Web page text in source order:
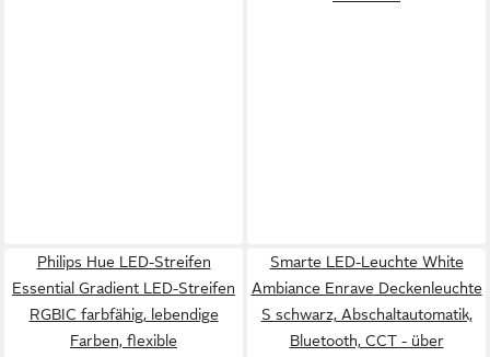
Philips Hue LED-Streifen
Essential Gradient LED-Streifen
RGBIC farbfähig, lebendige
Farben, flexible
Smarte LED-Leuchte White
Ambiance Enrave Deckenleuchte
S schwarz, Abschaltautomatik,
Bluetooth, CCT - über